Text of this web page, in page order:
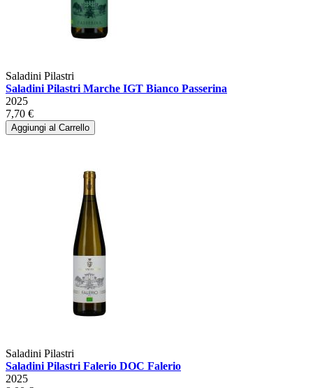
Saladini Pilastri
Saladini Pilastri Marche IGT Bianco Passerina
2025
7,70 €
Aggiungi al Carrello
Saladini Pilastri
Saladini Pilastri Falerio DOC Falerio
2025